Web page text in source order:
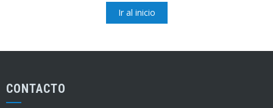
CONTACTO